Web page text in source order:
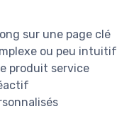
sur une page clé
ou peu intuitif
produit service